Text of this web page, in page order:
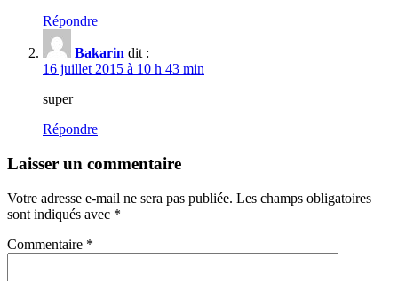
Répondre
Bakarin dit :
16 juillet 2015 à 10 h 43 min
super
Répondre
Laisser un commentaire
Votre adresse e-mail ne sera pas publiée. Les champs obligatoires
sont indiqués avec *
Commentaire *